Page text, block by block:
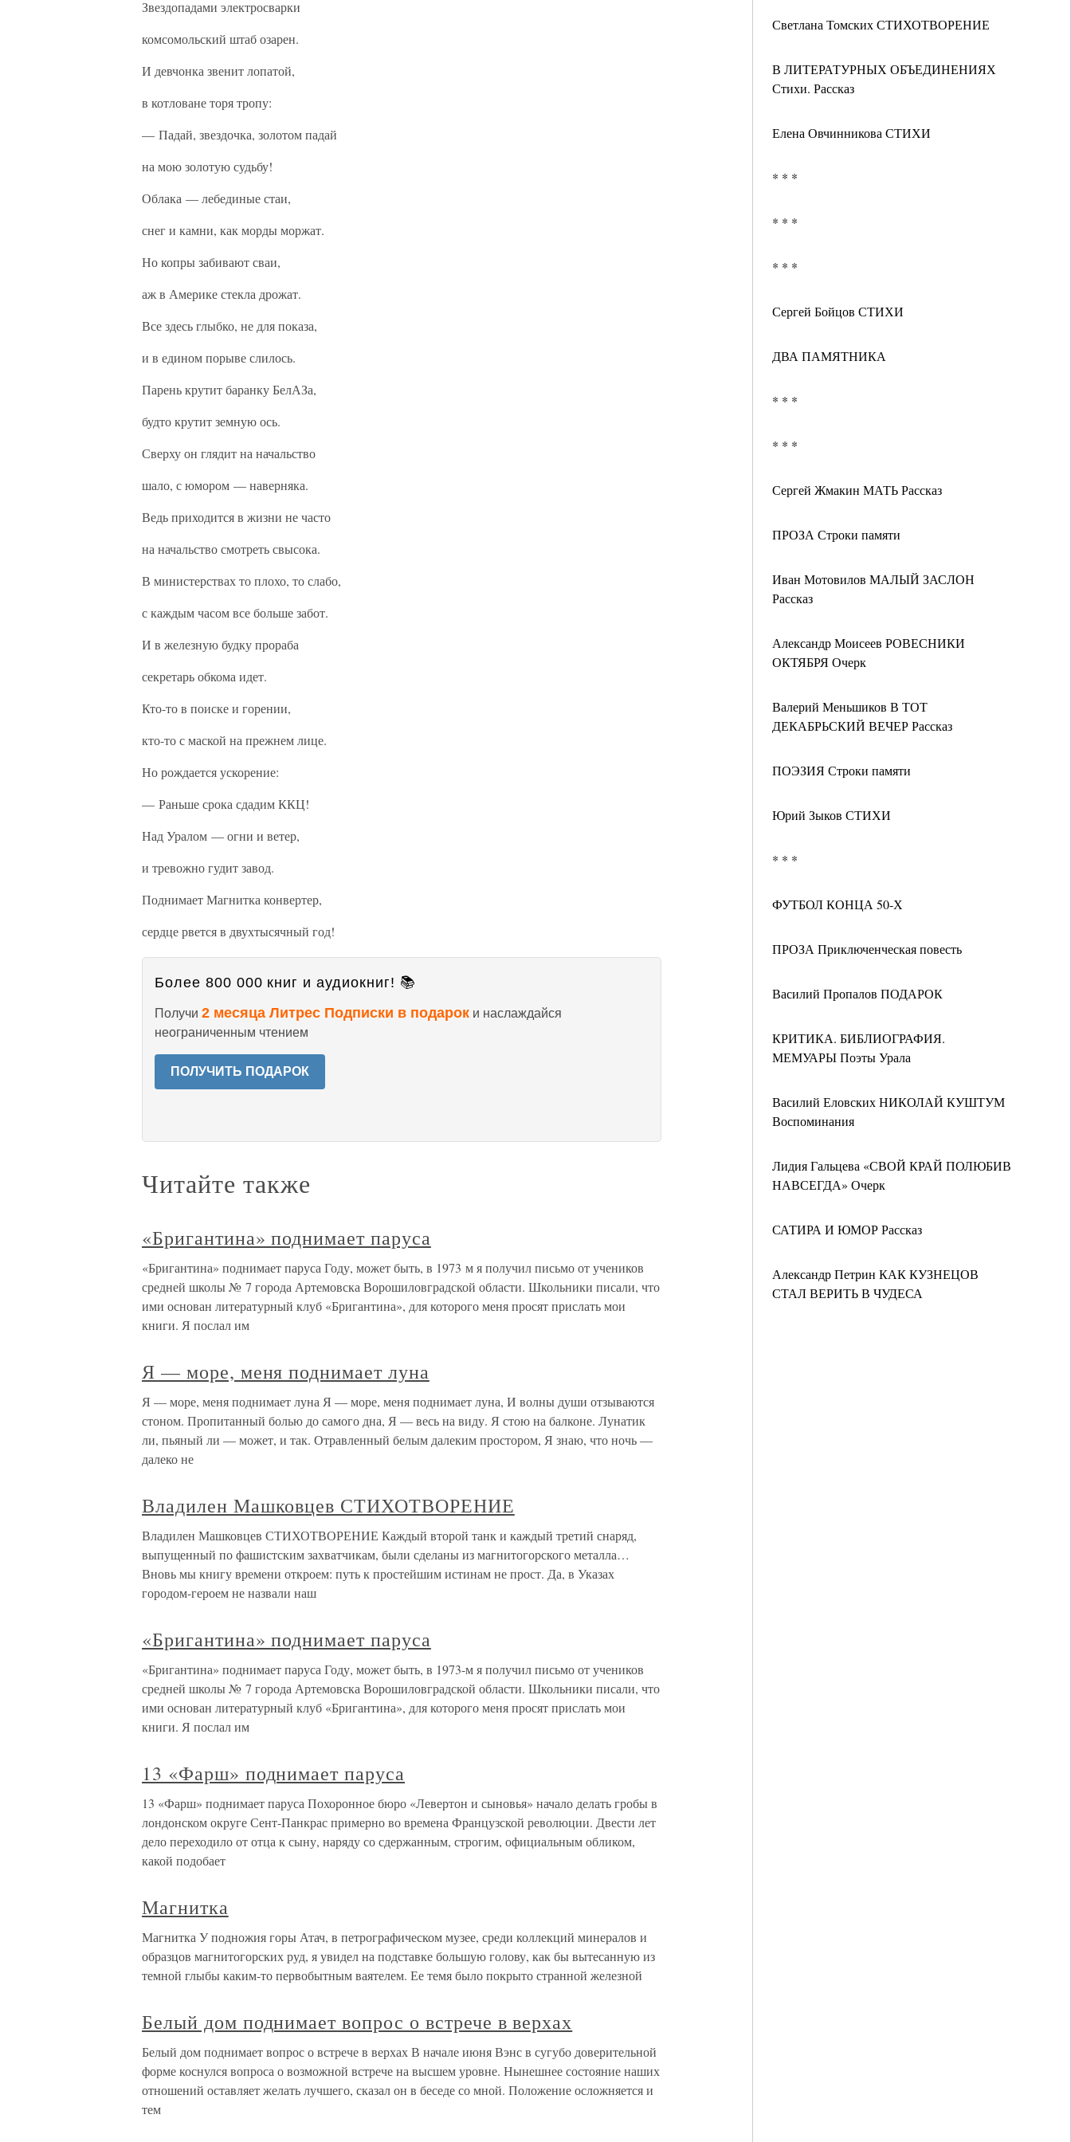
Светлана Томских СТИХОТВОРЕНИЕ
В ЛИТЕРАТУРНЫХ ОБЪЕДИНЕНИЯХ
Стихи. Рассказ
Елена Овчинникова СТИХИ
* * *
* * *
* * *
Сергей Бойцов СТИХИ
ДВА ПАМЯТНИКА
* * *
* * *
Сергей Жмакин МАТЬ Рассказ
ПРОЗА Строки памяти
Иван Мотовилов МАЛЫЙ ЗАСЛОН
Рассказ
Александр Моисеев РОВЕСНИКИ
ОКТЯБРЯ Очерк
Валерий Меньшиков В ТОТ
ДЕКАБРЬСКИЙ ВЕЧЕР Рассказ
ПОЭЗИЯ Строки памяти
Юрий Зыков СТИХИ
* * *
ФУТБОЛ КОНЦА 50-Х
ПРОЗА Приключенческая повесть
Василий Пропалов ПОДАРОК
КРИТИКА. БИБЛИОГРАФИЯ.
МЕМУАРЫ Поэты Урала
Василий Еловских НИКОЛАЙ КУШТУМ
Воспоминания
Лидия Гальцева «СВОЙ КРАЙ ПОЛЮБИВ
НАВСЕГДА» Очерк
САТИРА И ЮМОР Рассказ
Александр Петрин КАК КУЗНЕЦОВ
СТАЛ ВЕРИТЬ В ЧУДЕСА
Звездопадами электросварки
комсомольский штаб озарен.
И девчонка звенит лопатой,
в котловане торя тропу:
— Падай, звездочка, золотом падай
на мою золотую судьбу!
Облака — лебединые стаи,
снег и камни, как морды моржат.
Но копры забивают сваи,
аж в Америке стекла дрожат.
Все здесь глыбко, не для показа,
и в едином порыве слилось.
Парень крутит баранку БелАЗа,
будто крутит земную ось.
Сверху он глядит на начальство
шало, с юмором — наверняка.
Ведь приходится в жизни не часто
на начальство смотреть свысока.
В министерствах то плохо, то слабо,
с каждым часом все больше забот.
И в железную будку прораба
секретарь обкома идет.
Кто-то в поиске и горении,
кто-то с маской на прежнем лице.
Но рождается ускорение:
— Раньше срока сдадим ККЦ!
Над Уралом — огни и ветер,
и тревожно гудит завод.
Поднимает Магнитка конвертер,
сердце рвется в двухтысячный год!
Более 800 000 книг и аудиокниг! 📚
Получи 2 месяца Литрес Подписки в подарок и наслаждайся
неограниченным чтением
ПОЛУЧИТЬ ПОДАРОК
Читайте также
«Бригантина» поднимает паруса
«Бригантина» поднимает паруса Году, может быть, в 1973 м я получил письмо от учеников
средней школы № 7 города Артемовска Ворошиловградской области. Школьники писали, что
ими основан литературный клуб «Бригантина», для которого меня просят прислать мои
книги. Я послал им
Я — море, меня поднимает луна
Я — море, меня поднимает луна Я — море, меня поднимает луна, И волны души отзываются
стоном. Пропитанный болью до самого дна, Я — весь на виду. Я стою на балконе. Лунатик
ли, пьяный ли — может, и так. Отравленный белым далеким простором, Я знаю, что ночь —
далеко не
Владилен Машковцев СТИХОТВОРЕНИЕ
Владилен Машковцев СТИХОТВОРЕНИЕ Каждый второй танк и каждый третий снаряд,
выпущенный по фашистским захватчикам, были сделаны из магнитогорского металла…
Вновь мы книгу времени откроем: путь к простейшим истинам не прост. Да, в Указах
городом-героем не назвали наш
«Бригантина» поднимает паруса
«Бригантина» поднимает паруса Году, может быть, в 1973-м я получил письмо от учеников
средней школы № 7 города Артемовска Ворошиловградской области. Школьники писали, что
ими основан литературный клуб «Бригантина», для которого меня просят прислать мои
книги. Я послал им
13 «Фарш» поднимает паруса
13 «Фарш» поднимает паруса Похоронное бюро «Левертон и сыновья» начало делать гробы в
лондонском округе Сент-Панкрас примерно во времена Французской революции. Двести лет
дело переходило от отца к сыну, наряду со сдержанным, строгим, официальным обликом,
какой подобает
Магнитка
Магнитка У подножия горы Атач, в петрографическом музее, среди коллекций минералов и
образцов магнитогорских руд, я увидел на подставке большую голову, как бы вытесанную из
темной глыбы каким-то первобытным ваятелем. Ее темя было покрыто странной железной
Белый дом поднимает вопрос о встрече в верхах
Белый дом поднимает вопрос о встрече в верхах В начале июня Вэнс в сугубо доверительной
форме коснулся вопроса о возможной встрече на высшем уровне. Нынешнее состояние наших
отношений оставляет желать лучшего, сказал он в беседе со мной. Положение осложняется и
тем